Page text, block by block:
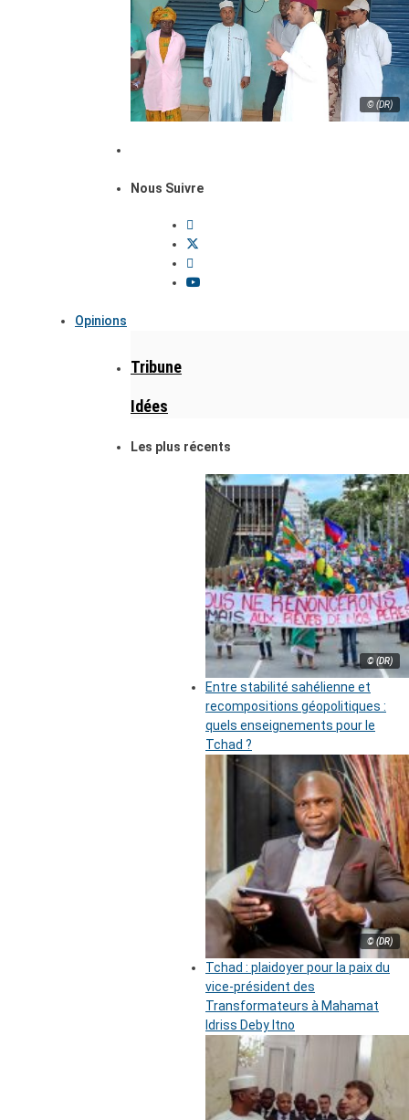
© (DR)
Nous Suivre
Opinions
Tribune
Idées
Les plus récents
© (DR)
Entre stabilité sahélienne et
recompositions géopolitiques :
quels enseignements pour le
Tchad ?
© (DR)
Tchad : plaidoyer pour la paix du
vice-président des
Transformateurs à Mahamat
Idriss Deby Itno